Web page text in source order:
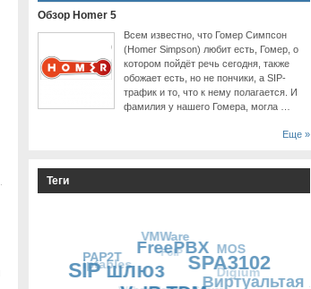
Обзор Homer 5
Всем известно, что Гомер Симпсон
(Homer Simpson) любит есть, Гомер, о
котором пойдёт речь сегодня, также
обожает есть, но не пончики, а SIP-
трафик и то, что к нему полагается. И
фамилия у нашего Гомера, могла …
Еще »
Теги